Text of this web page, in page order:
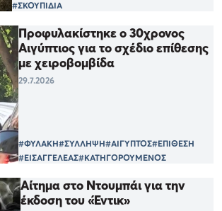
#ΣΚΟΥΠΙΔΙΑ
Προφυλακίστηκε ο 30χρονος
Αιγύπτιος για το σχέδιο επίθεσης
με χειροβομβίδα
29.7.2026
#ΦΥΛΑΚΗ#ΣΥΛΛΗΨΗ#ΑΙΓΥΠΤΟΣ#ΕΠΙΘΕΣΗ
#ΕΙΣΑΓΓΕΛΕΑΣ#ΚΑΤΗΓΟΡΟΥΜΕΝΟΣ
Αίτημα στο Ντουμπάι για την
έκδοση του «Έντικ»